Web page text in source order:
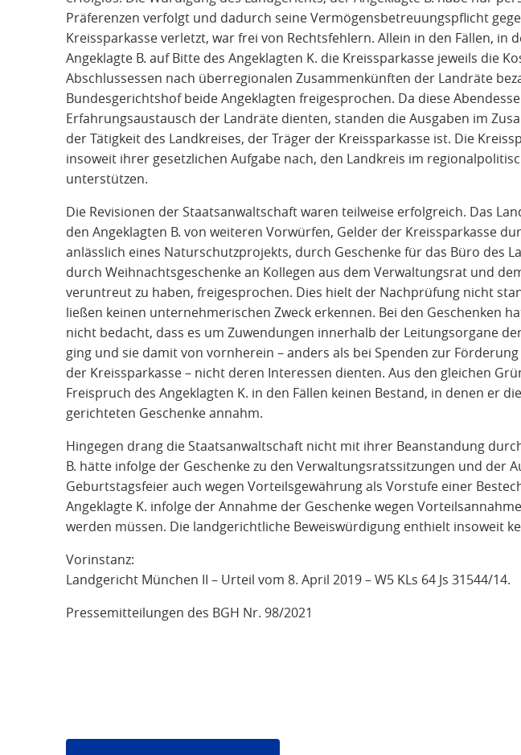
Präferenzen verfolgt und dadurch seine Vermögensbetreuungspflicht
Kreissparkasse verletzt, war frei von Rechtsfehlern. Allein in den Fällen, in
Angeklagte B. auf Bitte des Angeklagten K. die Kreissparkasse jeweils die
Abschlussessen nach überregionalen Zusammenkünften der Landräte
Bundesgerichtshof beide Angeklagten freigesprochen. Da diese
Erfahrungsaustausch der Landräte dienten, standen die Ausgaben im
der Tätigkeit des Landkreises, der Träger der Kreissparkasse ist. Die
insoweit ihrer gesetzlichen Aufgabe nach, den Landkreis im
unterstützen.
Die Revisionen der Staatsanwaltschaft waren teilweise erfolgreich. Das
den Angeklagten B. von weiteren Vorwürfen, Gelder der Kreissparkasse
anlässlich eines Naturschutzprojekts, durch Geschenke für das Büro des
durch Weihnachtsgeschenke an Kollegen aus dem Verwaltungsrat und
veruntreut zu haben, freigesprochen. Dies hielt der Nachprüfung nicht
ließen keinen unternehmerischen Zweck erkennen. Bei den Geschenken
nicht bedacht, dass es um Zuwendungen innerhalb der Leitungsorgane
ging und sie damit von vornherein – anders als bei Spenden zur Förderung
der Kreissparkasse – nicht deren Interessen dienten. Aus den gleichen
Freispruch des Angeklagten K. in den Fällen keinen Bestand, in denen er
gerichteten Geschenke annahm.
Hingegen drang die Staatsanwaltschaft nicht mit ihrer Beanstandung
B. hätte infolge der Geschenke zu den Verwaltungsratssitzungen und der
Geburtstagsfeier auch wegen Vorteilsgewährung als Vorstufe einer
Angeklagte K. infolge der Annahme der Geschenke wegen
werden müssen. Die landgerichtliche Beweiswürdigung enthielt insoweit
Vorinstanz:
Landgericht München II – Urteil vom 8. April 2019 – W5 KLs 64 Js 31544/14.
Pressemitteilungen des BGH Nr. 98/2021